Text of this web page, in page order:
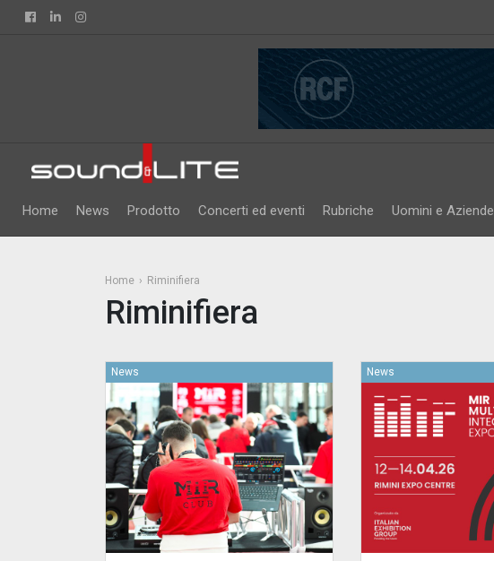
FacebookLinkedin
Home News Prodotto Concerti ed eventi Rubriche Uomini e Aziende
Home Riminifiera
Riminifiera
News News